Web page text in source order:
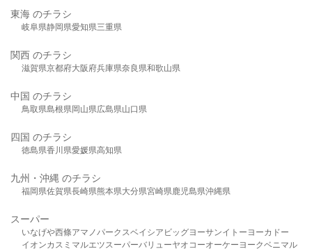
東海 のチラシ
岐阜県静岡県愛知県三重県
関西 のチラシ
滋賀県京都府大阪府兵庫県奈良県和歌山県
中国 のチラシ
鳥取県島根県岡山県広島県山口県
四国 のチラシ
徳島県香川県愛媛県高知県
九州・沖縄 のチラシ
福岡県佐賀県長崎県熊本県大分県宮崎県鹿児島県沖縄県
スーパー
いなげや西條アマノパークスベイシア ビッグヨーサンイトーヨーカドー
イオンカスミ マルエツスーパーバリューヤオコーオーケー ヨークベニマル